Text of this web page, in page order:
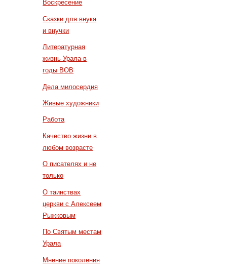
Воскресение
Сказки для внука
и внучки
Литературная
жизнь Урала в
годы ВОВ
Дела милосердия
Живые художники
Работа
Качество жизни в
любом возрасте
О писателях и не
только
О таинствах
церкви с Алексеем
Рыжковым
По Святым местам
Урала
Мнение поколения